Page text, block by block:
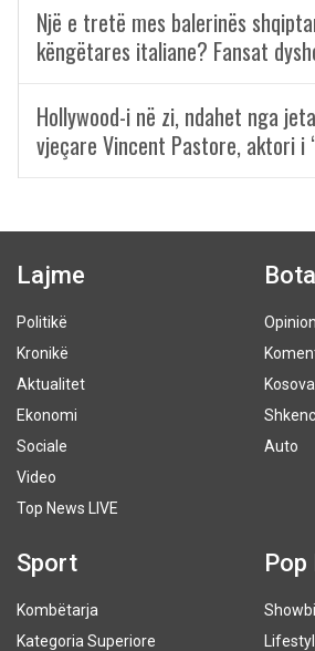
Një e tretë mes balerinës
këngëtares italiane? Fansat
Hollywood-i në zi, ndahet nga
vjeçare Vincent Pastore, aktori i
Lajme
Politikë
Kronikë
Aktualitet
Ekonomi
Sociale
Video
Top News LIVE
Bota
Opinion
Auto
Sport
Kombëtarja
Kategoria Superiore
Pop